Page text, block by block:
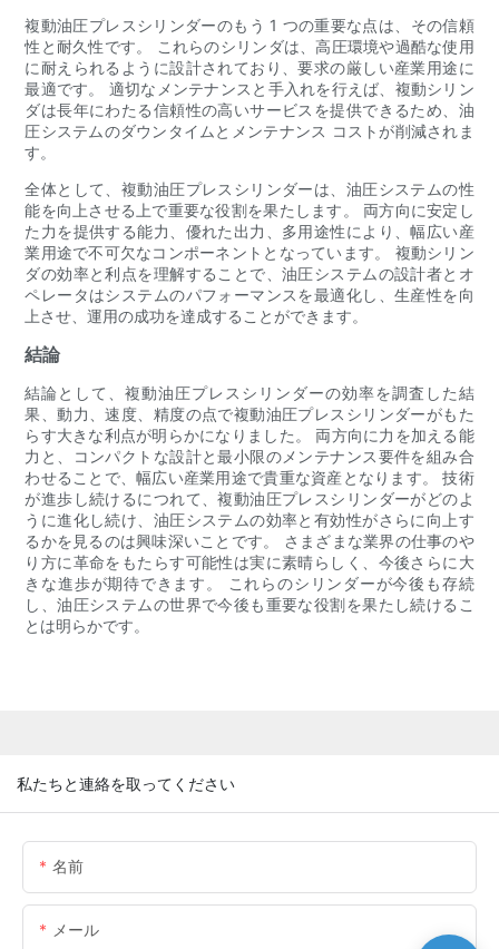
複動油圧プレスシリンダーのもう 1 つの重要な点は、その信頼
性と耐久性です。 これらのシリンダは、高圧環境や過酷な使用
に耐えられるように設計されており、要求の厳しい産業用途に
最適です。 適切なメンテナンスと手入れを行えば、複動シリン
ダは長年にわたる信頼性の高いサービスを提供できるため、油
圧システムのダウンタイムとメンテナンス コストが削減されま
す。
全体として、複動油圧プレスシリンダーは、油圧システムの性
能を向上させる上で重要な役割を果たします。 両方向に安定し
た力を提供する能力、優れた出力、多用途性により、幅広い産
業用途で不可欠なコンポーネントとなっています。 複動シリン
ダの効率と利点を理解することで、油圧システムの設計者とオ
ペレータはシステムのパフォーマンスを最適化し、生産性を向
上させ、運用の成功を達成することができます。
結論
結論として、複動油圧プレスシリンダーの効率を調査した結
果、動力、速度、精度の点で複動油圧プレスシリンダーがもた
らす大きな利点が明らかになりました。 両方向に力を加える能
力と、コンパクトな設計と最小限のメンテナンス要件を組み合
わせることで、幅広い産業用途で貴重な資産となります。 技術
が進歩し続けるにつれて、複動油圧プレスシリンダーがどのよ
うに進化し続け、油圧システムの効率と有効性がさらに向上す
るかを見るのは興味深いことです。 さまざまな業界の仕事のや
り方に革命をもたらす可能性は実に素晴らしく、今後さらに大
きな進歩が期待できます。 これらのシリンダーが今後も存続
し、油圧システムの世界で今後も重要な役割を果たし続けるこ
とは明らかです。
私たちと連絡を取ってください
名前
メール